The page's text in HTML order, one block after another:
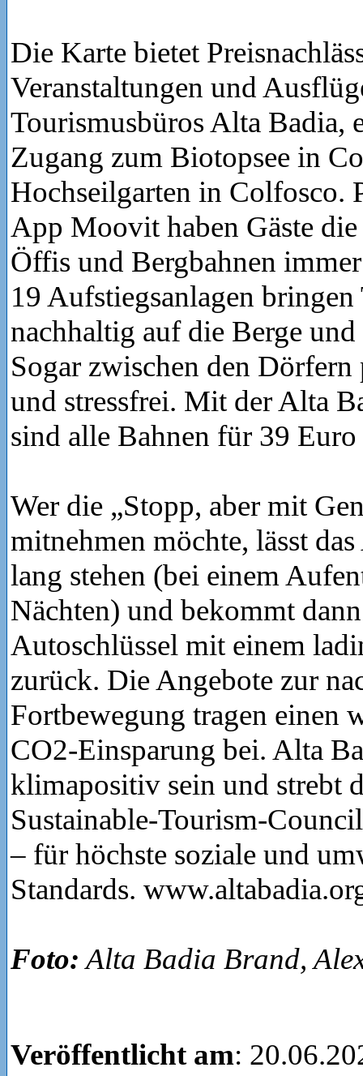
Die Karte bietet
Veranstaltungen und
Tourismusbüros Alta Badia,
Zugang zum Biotopsee in
Hochseilgarten in Colfosco.
App Moovit haben Gäste
Öffis und Bergbahnen
19 Aufstiegsanlagen bringen
nachhaltig auf die Berge
Sogar zwischen den
und stressfrei. Mit der Alta
sind alle Bahnen für 39
Wer die „Stopp, aber mit
mitnehmen möchte, lässt
lang stehen (bei einem
Nächten) und bekommt
Autoschlüssel mit einem
zurück. Die Angebote zur
Fortbewegung tragen einen
CO2-Einsparung bei. Alta
klimapositiv sein und strebt
Sustainable-Tourism-
– für höchste soziale und
Standards.
Foto: Alta Badia Brand,
Veröffentlicht am: